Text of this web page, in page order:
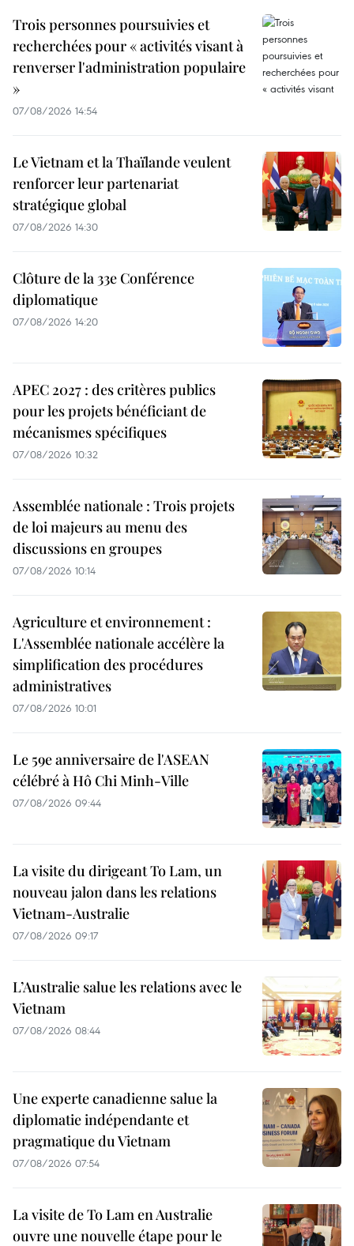
Trois personnes poursuivies et
recherchées pour « activités visant à
renverser l'administration populaire
»
07/08/2026 14:54
Le Vietnam et la Thaïlande veulent
renforcer leur partenariat
stratégique global
07/08/2026 14:30
Clôture de la 33e Conférence
diplomatique
07/08/2026 14:20
APEC 2027 : des critères publics
pour les projets bénéficiant de
mécanismes spécifiques
07/08/2026 10:32
Assemblée nationale : Trois projets
de loi majeurs au menu des
discussions en groupes
07/08/2026 10:14
Agriculture et environnement :
L'Assemblée nationale accélère la
simplification des procédures
administratives
07/08/2026 10:01
Le 59e anniversaire de l'ASEAN
célébré à Hô Chi Minh-Ville
07/08/2026 09:44
La visite du dirigeant To Lam, un
nouveau jalon dans les relations
Vietnam-Australie
07/08/2026 09:17
L’Australie salue les relations avec le
Vietnam
07/08/2026 08:44
Une experte canadienne salue la
diplomatie indépendante et
pragmatique du Vietnam
07/08/2026 07:54
La visite de To Lam en Australie
ouvre une nouvelle étape pour le